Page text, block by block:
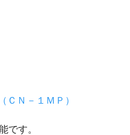
（ＣＮ－１ＭＰ）
です。